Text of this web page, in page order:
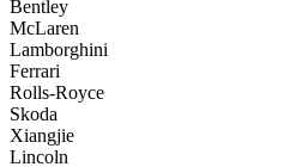
Bentley
McLaren
Lamborghini
Ferrari
Rolls-Royce
Skoda
Xiangjie
Lincoln